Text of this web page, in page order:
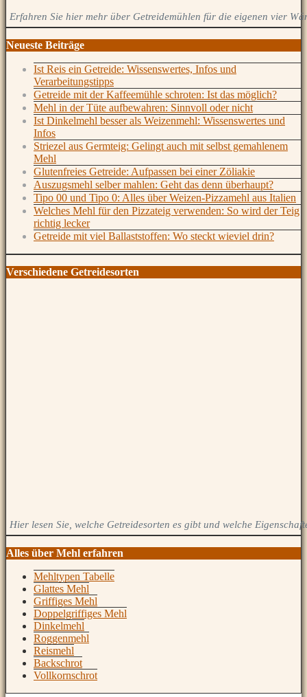
Erfahren Sie hier mehr über Getreidemühlen für die eigenen vier
Neueste Beiträge
Ist Reis ein Getreide: Wissenswertes, Infos und
Verarbeitungstipps
Getreide mit der Kaffeemühle schroten: Ist das möglich?
Mehl in der Tüte aufbewahren: Sinnvoll oder nicht
Ist Dinkelmehl besser als Weizenmehl: Wissenswertes und
Infos
Striezel aus Germteig: Gelingt auch mit selbst gemahlenem
Mehl
Glutenfreies Getreide: Aufpassen bei einer Zöliakie
Auszugsmehl selber mahlen: Geht das denn überhaupt?
Tipo 00 und Tipo 0: Alles über Weizen-Pizzamehl aus Italien
Welches Mehl für den Pizzateig verwenden: So wird der Teig
richtig lecker
Getreide mit viel Ballaststoffen: Wo steckt wieviel drin?
Verschiedene Getreidesorten
Hier lesen Sie, welche Getreidesorten es gibt und welche
Alles über Mehl erfahren
Mehltypen Tabelle
Glattes Mehl
Griffiges Mehl
Doppelgriffiges Mehl
Dinkelmehl
Roggenmehl
Reismehl
Backschrot
Vollkornschrot